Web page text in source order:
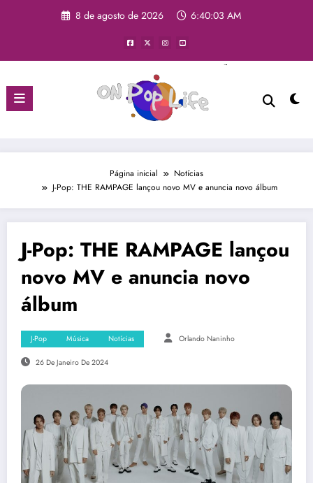
8 de agosto de 2026 6:40:04 AM
Página inicial
Notícias
J-Pop: THE RAMPAGE lançou novo MV e anuncia novo álbum
J-Pop: THE RAMPAGE lançou
novo MV e anuncia novo
álbum
J-Pop Música Notícias Orlando Naninho
26 De Janeiro De 2024